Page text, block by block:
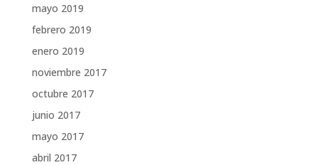
mayo 2019
febrero 2019
enero 2019
noviembre 2017
octubre 2017
junio 2017
mayo 2017
abril 2017